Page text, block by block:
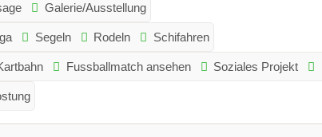
Galerie/Ausstellung
Segeln Rodeln Schifahren
Fussballmatch ansehen Soziales Projekt